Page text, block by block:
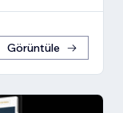
Görüntüle